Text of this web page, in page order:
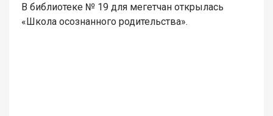
В библиотеке № 19 для мегетчан открылась
«Школа осознанного родительства».